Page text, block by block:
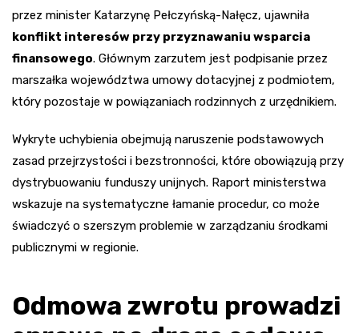
przez minister Katarzynę Pełczyńską-Nałęcz, ujawniła
konflikt interesów przy przyznawaniu wsparcia
finansowego. Głównym zarzutem jest podpisanie przez
marszałka województwa umowy dotacyjnej z podmiotem,
który pozostaje w powiązaniach rodzinnych z urzędnikiem.
Wykryte uchybienia obejmują naruszenie podstawowych
zasad przejrzystości i bezstronności, które obowiązują przy
dystrybuowaniu funduszy unijnych. Raport ministerstwa
wskazuje na systematyczne łamanie procedur, co może
świadczyć o szerszym problemie w zarządzaniu środkami
publicznymi w regionie.
Odmowa zwrotu prowadzi